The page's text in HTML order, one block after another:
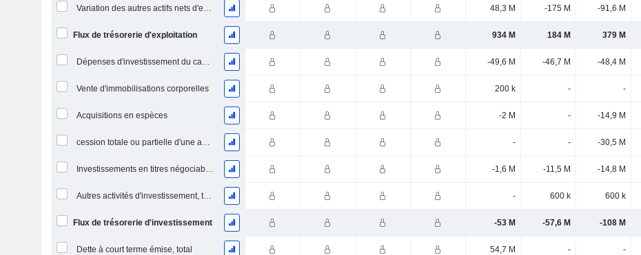
Variation des autres actifs nets d'exploitation 48,3 M -175 M -91,6 M
Flux de trésorerie d'exploitation 934 M 184 M 379 M
Dépenses d'investissement du capital (CAPEX) -49,6 M -46,7 M -48,4 M
Vente d'immobilisations corporelles 200 k - -
Acquisitions en espèces -2 M - -14,9 M
cession totale ou partielle d'une activité - - -30,5 M
Investissements en titres négociables et en actions, total -1,6 M -11,5 M -14,8 M
Autres activités d'investissement, total - 600 k 600 k
Flux de trésorerie d'investissement -53 M -57,6 M -108 M
Dette à court terme émise, total 54,7 M - -